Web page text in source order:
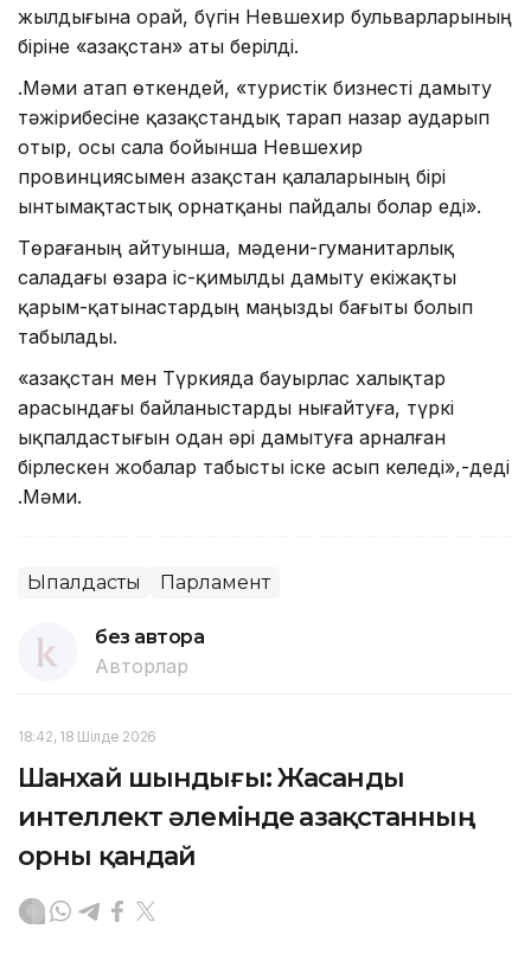
жылдығына орай, бүгін Невшехир бульварларының
біріне «Қазақстан» аты берілді.
Қ.Мәми атап өткендей, «туристік бизнесті дамыту
тәжірибесіне қазақстандық тарап назар аударып
отыр, осы сала бойынша Невшехир
провинциясымен Қазақстан қалаларының бірі
ынтымақтастық орнатқаны пайдалы болар еді».
Төрағаның айтуынша, мәдени-гуманитарлық
саладағы өзара іс-қимылды дамыту екіжақты
қарым-қатынастардың маңызды бағыты болып
табылады.
«Қазақстан мен Түркияда бауырлас халықтар
арасындағы байланыстарды нығайтуға, түркі
ықпалдастығын одан әрі дамытуға арналған
бірлескен жобалар табысты іске асып келеді»,-деді
Қ.Мәми.
Ықпалдастық Парламент
без автора
Авторлар
18:42, 18 Шілде 2026
Шанхай шындығы: Жасанды
интеллект әлемінде Қазақстанның
орны қандай